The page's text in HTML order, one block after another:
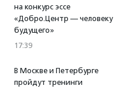
на конкурс эссе
«Добро.Центр — человеку
будущего»
17:39
В Москве и Петербурге
пройдут тренинги